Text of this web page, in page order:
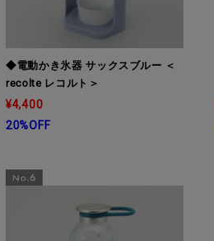
◆電動かき氷器 サックスブルー ＜
recolte レコルト＞
¥4,400
20%OFF